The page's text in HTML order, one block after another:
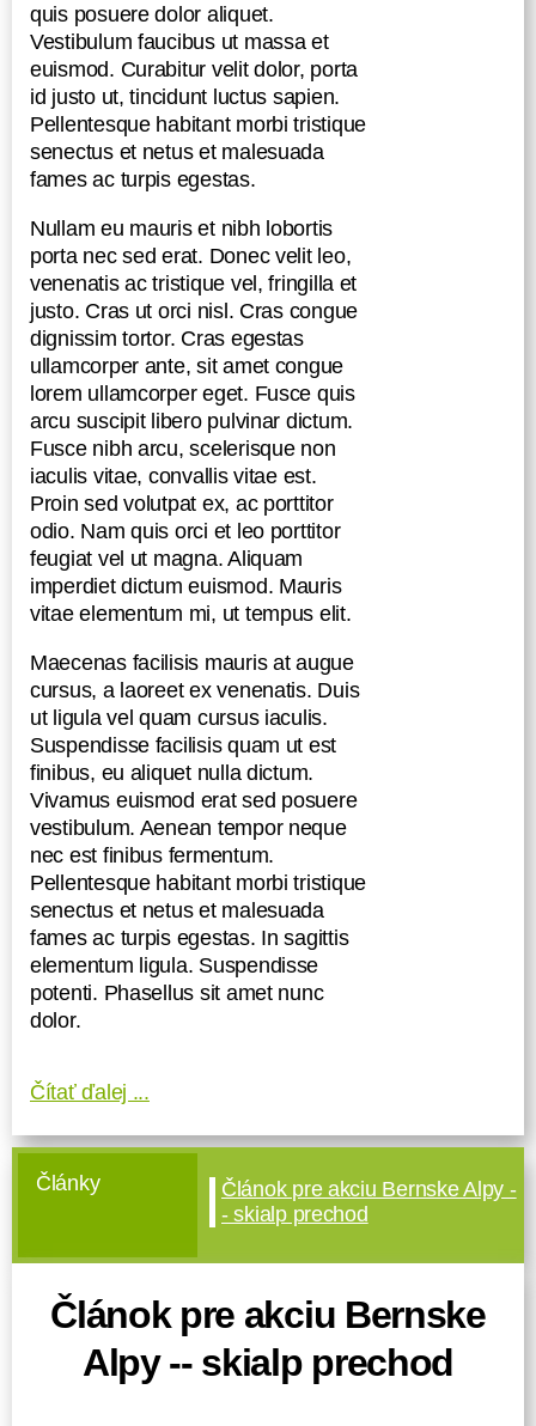
quis posuere dolor aliquet.
Vestibulum faucibus ut massa et
euismod. Curabitur velit dolor, porta
id justo ut, tincidunt luctus sapien.
Pellentesque habitant morbi tristique
senectus et netus et malesuada
fames ac turpis egestas.
Nullam eu mauris et nibh lobortis
porta nec sed erat. Donec velit leo,
venenatis ac tristique vel, fringilla et
justo. Cras ut orci nisl. Cras congue
dignissim tortor. Cras egestas
ullamcorper ante, sit amet congue
lorem ullamcorper eget. Fusce quis
arcu suscipit libero pulvinar dictum.
Fusce nibh arcu, scelerisque non
iaculis vitae, convallis vitae est.
Proin sed volutpat ex, ac porttitor
odio. Nam quis orci et leo porttitor
feugiat vel ut magna. Aliquam
imperdiet dictum euismod. Mauris
vitae elementum mi, ut tempus elit.
Maecenas facilisis mauris at augue
cursus, a laoreet ex venenatis. Duis
ut ligula vel quam cursus iaculis.
Suspendisse facilisis quam ut est
finibus, eu aliquet nulla dictum.
Vivamus euismod erat sed posuere
vestibulum. Aenean tempor neque
nec est finibus fermentum.
Pellentesque habitant morbi tristique
senectus et netus et malesuada
fames ac turpis egestas. In sagittis
elementum ligula. Suspendisse
potenti. Phasellus sit amet nunc
dolor.
Čítať ďalej ...
Články
Článok pre akciu Bernske Alpy -
- skialp prechod
Článok pre akciu Bernske
Alpy -- skialp prechod